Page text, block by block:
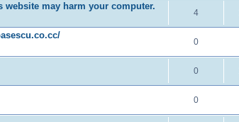
may harm your computer.
4
0
0
0